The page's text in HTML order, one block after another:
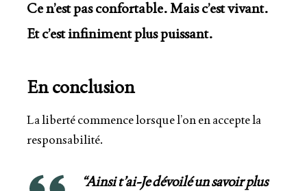
Ce n’est pas confortable. Mais c’est vivant.
Et c’estinfiniment plus puissant.
En conclusion
La liberté commence lorsque l’on en accepte la
responsabilité.
“Ainsi t’ai-Je dévoilé un savoir plus